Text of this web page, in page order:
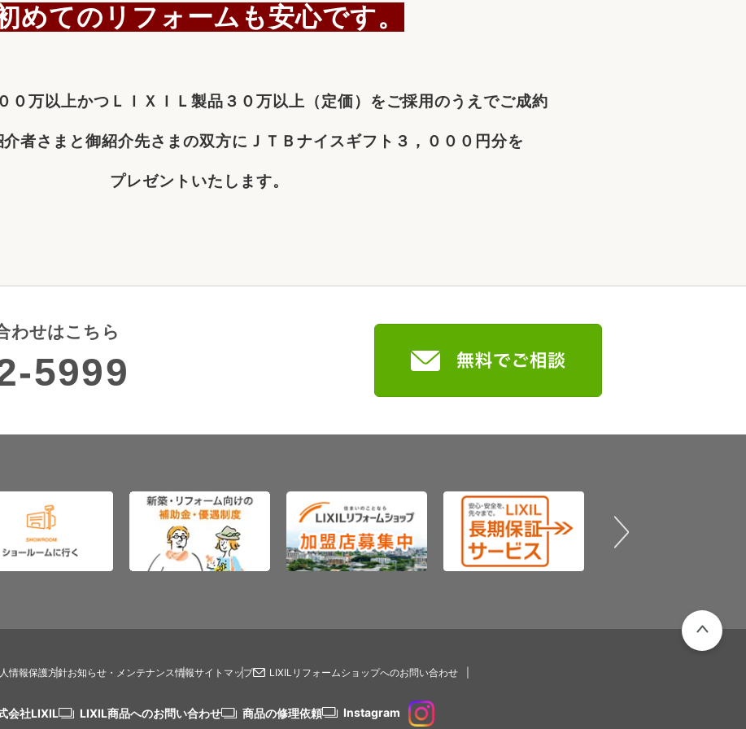
めてのリフォームも安心です。
０万以上かつＬＩＸＩＬ製品３０万以上（定価）をご採用のうえでご成約
者さまと御紹介先さまの双方にＪＴＢナイスギフト３，０００円分を
プレゼントいたします。
わせはこちら
5999
情報保護方針お知らせ・メンテナンス情報サイトマップ LIXILリフォームショップへのお問い合わせ
会社LIXIL LIXIL商品へのお問い合わせ 商品の修理依頼 Instagram